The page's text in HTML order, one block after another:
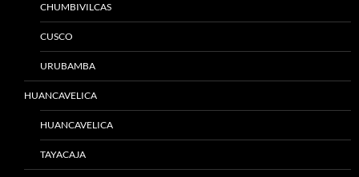
CHUMBIVILCAS
CUSCO
URUBAMBA
HUANCAVELICA
HUANCAVELICA
TAYACAJA